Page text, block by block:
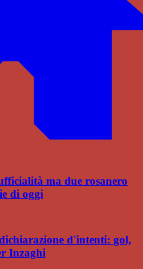
ma due rosanero
di oggi
d'intenti: gol,
Inzaghi